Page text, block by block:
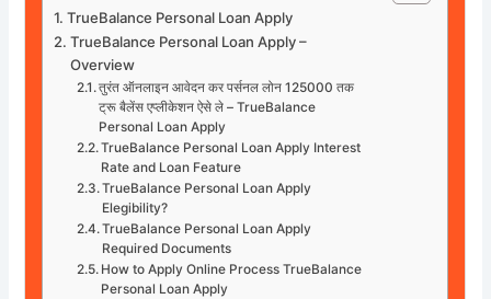
TrueBalance Personal Loan Apply
TrueBalance Personal Loan Apply –
Overview
तुरंत ऑनलाइन आवेदन कर पर्सनल लोन 125000 तक
ट्रू बैलेंस एप्लीकेशन ऐसे ले – TrueBalance
Personal Loan Apply
TrueBalance Personal Loan Apply Interest
Rate and Loan Feature
TrueBalance Personal Loan Apply
Elegibility?
TrueBalance Personal Loan Apply
Required Documents
How to Apply Online Process TrueBalance
Personal Loan Apply